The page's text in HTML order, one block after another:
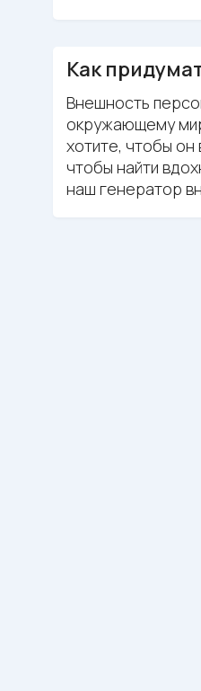
Как
Внешность
окружающему
хотите, чтобы он
чтобы найти
наш генератор